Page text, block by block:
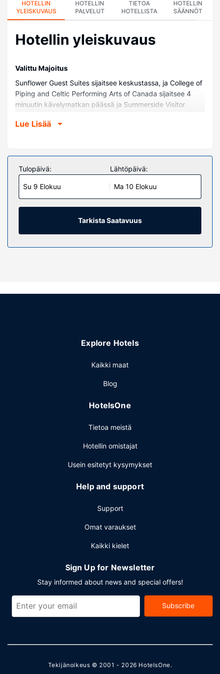
HOTELLIN
YLEISKUVAUS
HOTELLIN
PALVELUT
TIETOA
HOTELLISTA
HOTELLIN
SÄÄNNÖT
Hotellin yleiskuvaus
Valittu Majoitus
Sunflower Guest Suites sijaitsee keskustassa, ja College of
Piping and Celtic Performing Arts of Canada sijaitsee 4
minuutin kävelymatkan päässä ja Summerside Visitor
Tämä aamiaismajoitus sijaitsee 1,2 km:n päässä kohteesta
Kaikissa 6 huoneessa on ilmastointi ja taulutelevisio.
Digitaalikanavat tarjoavat viihdykettä jokaiselle. Huone
siivotaan päivittäin. Huoneissa on työpöytä ja ilmainen
pullovesi.
Kiinteistön miellyttävyys
muun muassa hierontapalvelut. Myös seuraava palvelu on
Lue Lisää
Tulopäivä:
Su 9 Elokuu
Lähtöpäivä:
Ma 10 Elokuu
Tarkista Saatavuus
Explore Hotels
Kaikki maat
Blog
HotelsOne
Tietoa meistä
Hotellin omistajat
Usein esitetyt kysymykset
Help and support
Support
Omat varaukset
Kaikki kielet
Sign Up for Newsletter
Stay informed about news and special offers!
Subscribe
Tekijänoikeus © 2001 - 2026 HotelsOne.